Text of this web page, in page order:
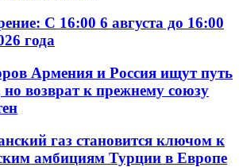
С 16:00 6 августа до 16:00
года
Армения и Россия ищут путь
но возврат к прежнему союзу
газ становится ключом к
амбициям Турции в Европе